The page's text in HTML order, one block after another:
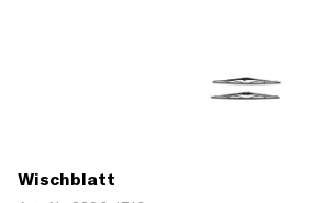
Wischblatt